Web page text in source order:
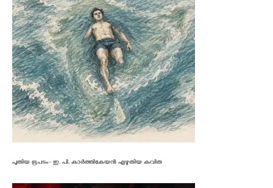
പുതിയ ഭൂപടം- ഇ. പി. കാർത്തികേയൻ എഴുതിയ കവിത